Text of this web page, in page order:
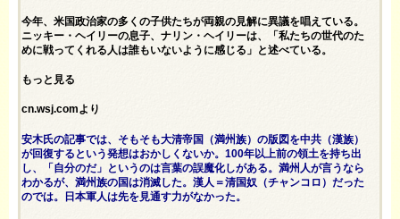
今年、米国政治家の多くの子供たちが両親の見解に異議を唱えている。
ニッキー・ヘイリーの息子、ナリン・ヘイリーは、「私たちの世代のた
めに戦ってくれる人は誰もいないように感じる」と述べている。
もっと見る
cn.wsj.comより
安木氏の記事では、そもそも大清帝国（満州族）の版図を中共（漢族）
が回復するという発想はおかしくないか。100年以上前の領土を持ち出
し、「自分のだ」というのは言葉の誤魔化しがある。満州人が言うなら
わかるが、満州族の国は消滅した。漢人＝清国奴（チャンコロ）だった
のでは。日本軍人は先を見通す力がなかった。